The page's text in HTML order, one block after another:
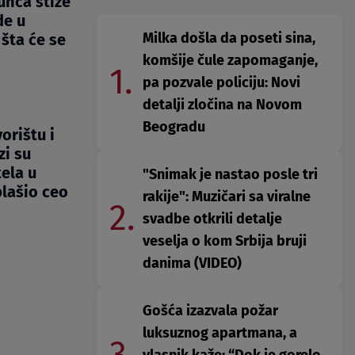
u
će se
i
su
u
ceo
1.
Milka došla da poseti sina,
komšije čule zapomaganje,
pa pozvale policiju: Novi
detalji zločina na Novom
Beogradu
2.
"Snimak je nastao posle tri
rakije": Muzičari sa viralne
svadbe otkrili detalje
veselja o kom Srbija bruji
danima (VIDEO)
Gošća izazvala požar
luksuznog apartmana, a